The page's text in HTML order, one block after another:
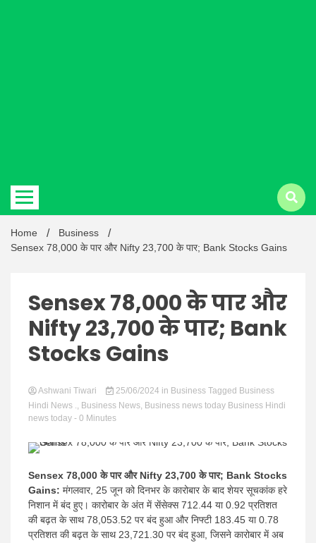
Latest
Hindi
News
Home
Business
Sensex 78,000 के पार और Nifty 23,700 के पार; Bank Stocks Gains
Sensex 78,000 के पार और
Nifty 23,700 के पार; Bank
Stocks Gains
Ashwani Tiwari 25/06/2024 in Business Tagged Business
Hindi News ., Business News, Business news today Business Hindi
news today - 0 Minutes
Sensex 78,000 के पार और Nifty 23,700 के पार; Bank Stocks
Gains: मंगलवार, 25 जून को दिनभर के कारोबार के बाद शेयर सूचकांक हरे
निशान में बंद हुए। कारोबार के अंत में सेंसेक्स 712.44 या 0.92 प्रतिशत
की बढ़त के साथ 78,053.52 पर बंद हुआ और निफ्टी 183.45 या 0.78
प्रतिशत की बढ़त के साथ 23,721.30 पर बंद हुआ, जिसने कारोबार में अब